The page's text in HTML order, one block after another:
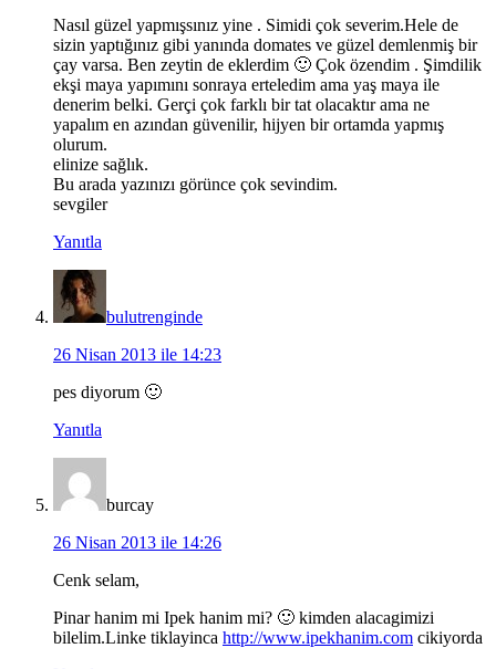
Nasıl güzel yapmışsınız yine . Simidi çok severim.Hele de
sizin yaptığınız gibi yanında domates ve güzel demlenmiş bir
çay varsa. Ben zeytin de eklerdim 🙂 Çok özendim . Şimdilik
ekşi maya yapımını sonraya erteledim ama yaş maya ile
denerim belki. Gerçi çok farklı bir tat olacaktır ama ne
yapalım en azından güvenilir, hijyen bir ortamda yapmış
olurum.
elinize sağlık.
Bu arada yazınızı görünce çok sevindim.
sevgiler
Yanıtla
bulutrenginde
26 Nisan 2013 ile 14:23
pes diyorum 🙂
Yanıtla
burcay
26 Nisan 2013 ile 14:26
Cenk selam,
Pinar hanim mi Ipek hanim mi? 🙂 kimden alacagimizi
bilelim.Linke tiklayinca http://www.ipekhanim.com cikiyorda